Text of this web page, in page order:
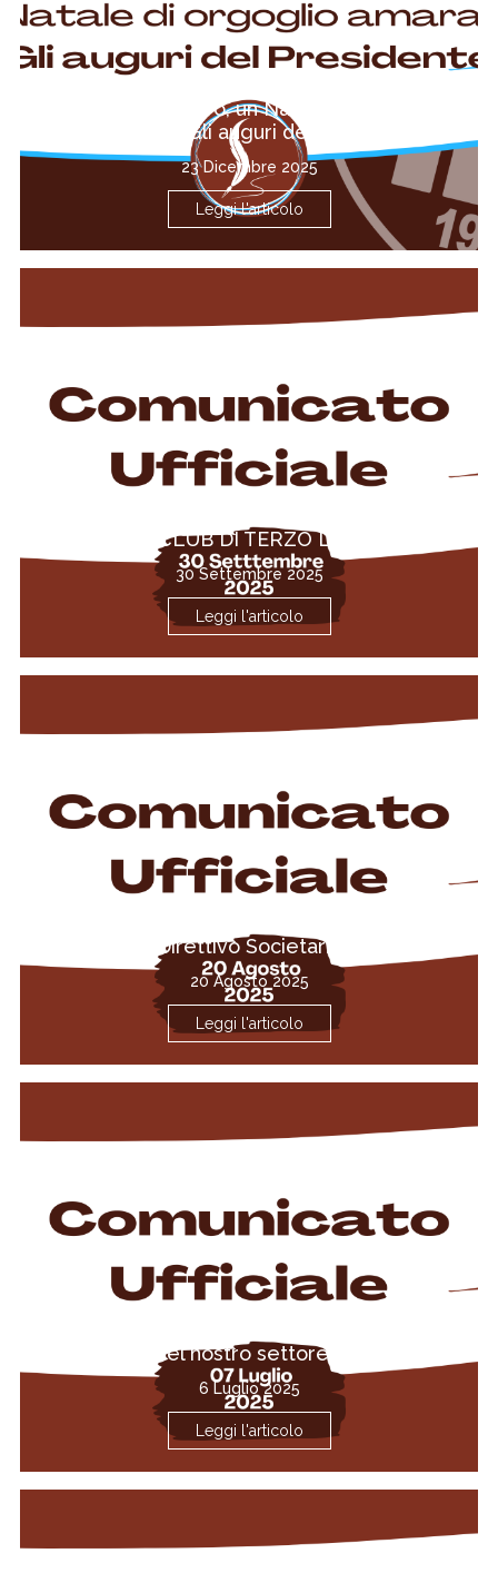
Un anno di lavoro, un Natale di orgoglio
amaranto – Gli auguri del Presidente
23 Dicembre 2025
Leggi l'articolo
SIAMO CLUB DI TERZO LIVELLO!
30 Settembre 2025
Leggi l'articolo
Direttivo Societario
20 Agosto 2025
Leggi l'articolo
sportivo del nostro settore giovanile!
6 Luglio 2025
Leggi l'articolo